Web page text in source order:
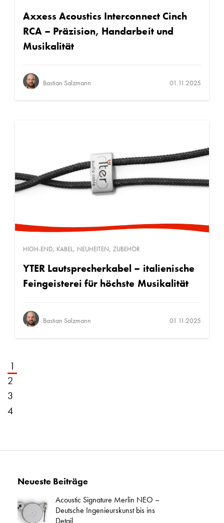
Axxess Acoustics Interconnect Cinch
RCA – Präzision, Handarbeit und
Musikalität
Bastian Salzmann 01.11.2025
HIGH-END, KABEL, NEUHEITEN, ZUBEHÖR
YTER Lautsprecherkabel – italienische
Feingeisterei für höchste Musikalität
Bastian Salzmann 01.11.2025
1
2
3
4
Neueste Beiträge
Acoustic Signature Merlin NEO –
Deutsche Ingenieurskunst bis ins
Detail